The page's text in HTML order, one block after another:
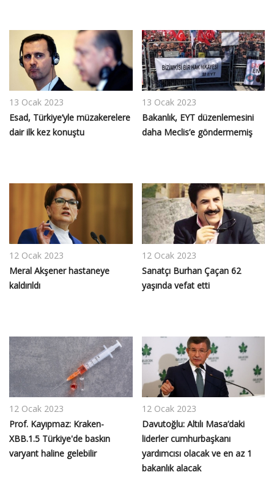
13 Ocak 2023
Esad, Türkiye’yle müzakerelere
dair ilk kez konuştu
13 Ocak 2023
Bakanlık, EYT düzenlemesini
daha Meclis’e göndermemiş
12 Ocak 2023
Meral Akşener hastaneye
kaldırıldı
12 Ocak 2023
Sanatçı Burhan Çaçan 62
yaşında vefat etti
12 Ocak 2023
Prof. Kayıpmaz: Kraken-
XBB.1.5 Türkiye'de baskın
varyant haline gelebilir
12 Ocak 2023
Davutoğlu: Altılı Masa’daki
liderler cumhurbaşkanı
yardımcısı olacak ve en az 1
bakanlık alacak